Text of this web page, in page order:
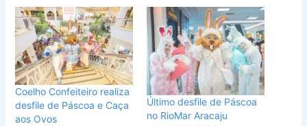
Coelho Confeiteiro realiza
desfile de Páscoa e Caça
aos Ovos
Último desfile de Páscoa
no RioMar Aracaju